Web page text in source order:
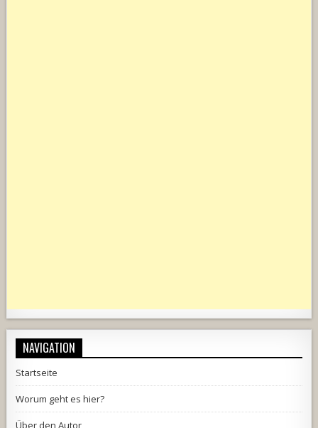
NAVIGATION
Startseite
Worum geht es hier?
Über den Autor